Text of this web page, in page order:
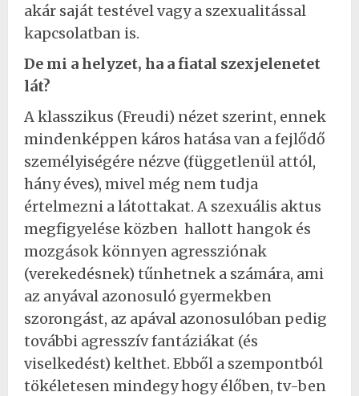
akár saját testével vagy a szexualitással
kapcsolatban is.
De mi a helyzet, ha a fiatal szexjelenetet
lát?
A klasszikus (Freudi) nézet szerint, ennek
mindenképpen káros hatása van a fejlődő
személyiségére nézve (függetlenül attól,
hány éves), mivel még nem tudja
értelmezni a látottakat. A szexuális aktus
megfigyelése közben hallott hangok és
mozgások könnyen agressziónak
(verekedésnek) tűnhetnek a számára, ami
az anyával azonosuló gyermekben
szorongást, az apával azonosulóban pedig
további agresszív fantáziákat (és
viselkedést) kelthet. Ebből a szempontból
tökéletesen mindegy hogy élőben, tv-ben